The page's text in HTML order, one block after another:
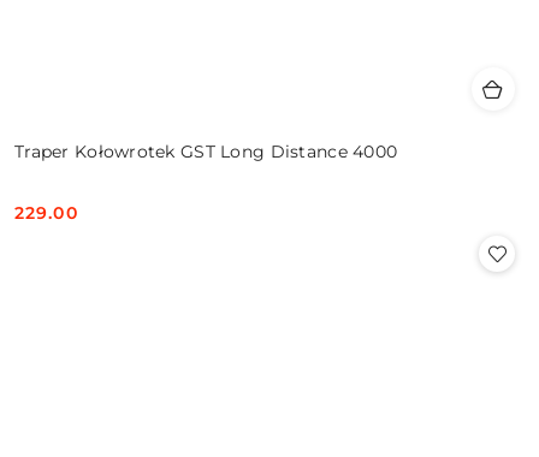
Traper Kołowrotek GST Long Distance 4000
Cena:
229.00